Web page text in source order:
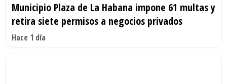
Municipio Plaza de La Habana impone 61 multas y
retira siete permisos a negocios privados
Hace 1 día